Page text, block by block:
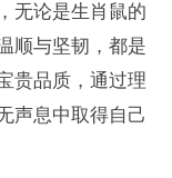
无论是生肖鼠的
顺与坚韧，都是
贵品质，通过理
声息中取得自己